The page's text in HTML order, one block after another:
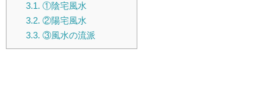
3.1. ①陰宅風水
3.2. ②陽宅風水
3.3. ③風水の流派